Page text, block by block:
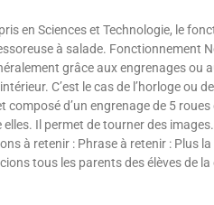
en Sciences et Technologie, le
à salade. Fonctionnement
grâce aux engrenages ou
C’est le cas de l’horloge ou
d’un engrenage de 5
Il permet de tourner des
à retenir : Phrase à retenir : Plus
tous les parents des élèves de